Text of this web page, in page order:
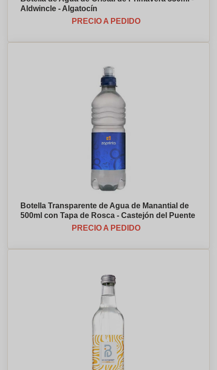
Aldwincle - Algatocín
PRECIO A PEDIDO
Botella Transparente de Agua de Manantial de
500ml con Tapa de Rosca - Castejón del Puente
PRECIO A PEDIDO